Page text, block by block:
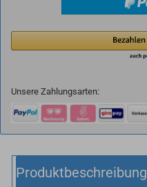
Unsere Zahlungsarten:
Produktbeschreibung